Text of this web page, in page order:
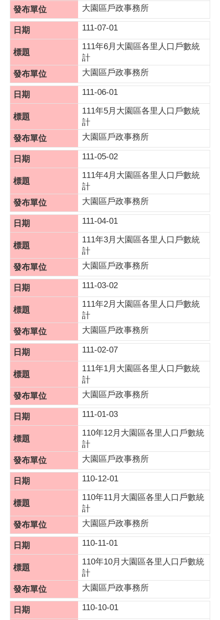
大園區戶政事務所
111-07-01
111年6月大園區各里人口戶數統
計
大園區戶政事務所
111-06-01
111年5月大園區各里人口戶數統
計
大園區戶政事務所
111-05-02
111年4月大園區各里人口戶數統
計
大園區戶政事務所
111-04-01
111年3月大園區各里人口戶數統
計
大園區戶政事務所
111-03-02
111年2月大園區各里人口戶數統
計
大園區戶政事務所
111-02-07
111年1月大園區各里人口戶數統
計
大園區戶政事務所
111-01-03
110年12月大園區各里人口戶數統
計
大園區戶政事務所
110-12-01
110年11月大園區各里人口戶數統
計
大園區戶政事務所
110-11-01
110年10月大園區各里人口戶數統
計
大園區戶政事務所
110-10-01